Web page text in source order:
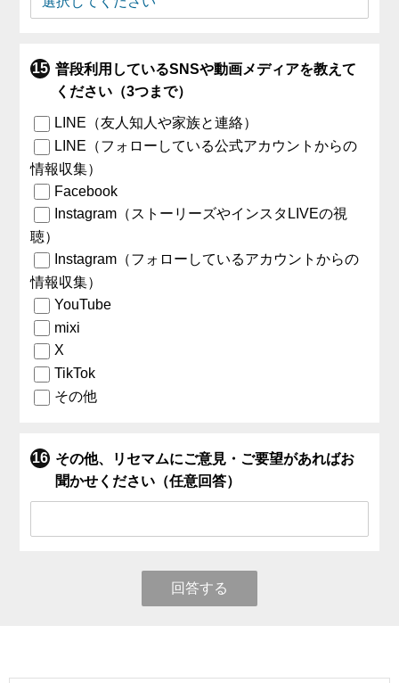
普段利用しているSNSや動画メディアを教えて
ください（3つまで）
LINE（友人知人や家族と連絡）
LINE（フォローしている公式アカウントからの
情報収集）
Facebook
Instagram（ストーリーズやインスタLIVEの視
聴）
Instagram（フォローしているアカウントからの
情報収集）
YouTube
mixi
X
TikTok
その他
その他、リセマムにご意見・ご要望があればお
聞かせください（任意回答）
回答する